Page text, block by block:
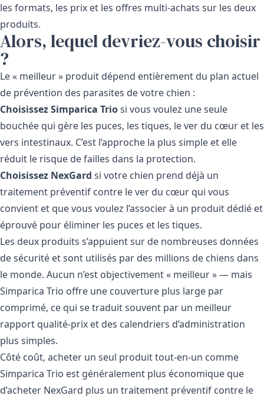
les formats, les prix et les offres multi-achats sur les deux
produits.
Alors, lequel devriez-vous choisir
?
Le « meilleur » produit dépend entièrement du plan actuel
de prévention des parasites de votre chien :
Choisissez Simparica Triosi vous voulez une seule
bouchée qui gère les puces, les tiques, le ver du cœur et les
vers intestinaux. C’est l’approche la plus simple et elle
réduit le risque de failles dans la protection.
Choisissez NexGard si votre chien prend déjà un
traitement préventif contre le ver du cœur qui vous
convient et que vous voulez l’associer à un produit dédié et
éprouvé pour éliminer les puces et les tiques.
Les deux produits s’appuient sur de nombreuses données
de sécurité et sont utilisés par des millions de chiens dans
le monde. Aucun n’est objectivement « meilleur » — mais
Simparica Trio offre une couverture plus large par
comprimé, ce qui se traduit souvent par un meilleur
rapport qualité-prix et des calendriers d’administration
plus simples.
Côté coût, acheter un seul produit tout-en-un comme
Simparica Trio est généralement plus économique que
d’acheter NexGard plus un traitement préventif contre le